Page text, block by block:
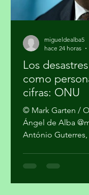
Los
como
cifras: ONU
© Mark Garten /
Ángel de Alba
António Guterres,
de la
hace 24 horas